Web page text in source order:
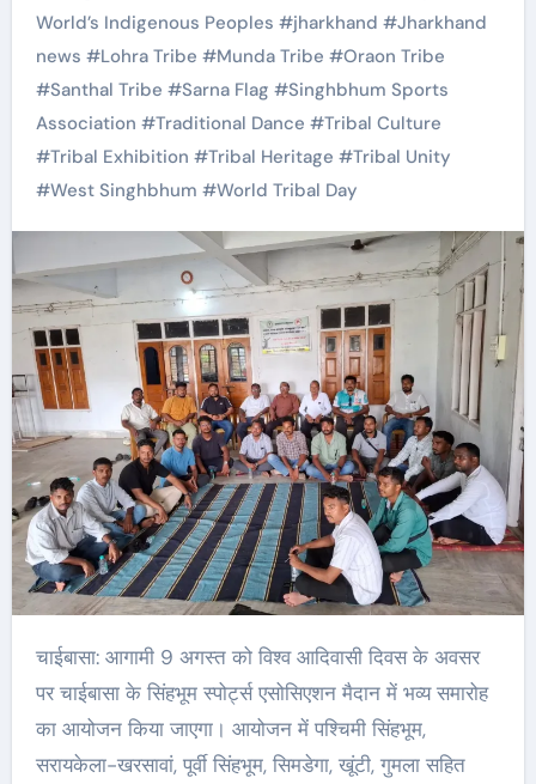
World’s Indigenous Peoples #jharkhand #Jharkhand
news #Lohra Tribe #Munda Tribe #Oraon Tribe
#Santhal Tribe #Sarna Flag #Singhbhum Sports
Association #Traditional Dance #Tribal Culture
#Tribal Exhibition #Tribal Heritage #Tribal Unity
#West Singhbhum #World Tribal Day
चाईबासा: आगामी 9 अगस्त को विश्व आदिवासी दिवस के अवसर
पर चाईबासा के सिंहभूम स्पोर्ट्स एसोसिएशन मैदान में भव्य समारोह
का आयोजन किया जाएगा। आयोजन में पश्चिमी सिंहभूम,
सरायकेला-खरसावां, पूर्वी सिंहभूम, सिमडेगा, खूंटी, गुमला सहित